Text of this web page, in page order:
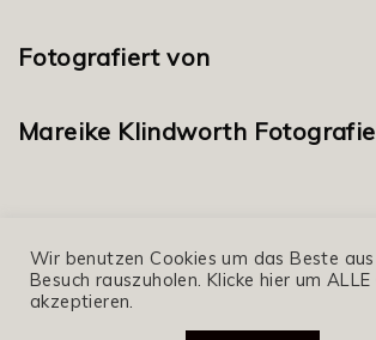
Fotografiert von
Mareike Klindworth Fotografie
Wir benutzen Cookies um das Beste
Besuch rauszuholen. Klicke hier um
akzeptieren.